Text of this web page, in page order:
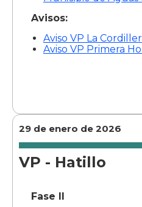
Avisos:
Aviso VP La
Aviso VP Primera
29 de enero de 2026
VP - Hatillo
Fase II